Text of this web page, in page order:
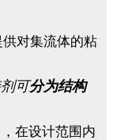
供对集流体的粘
可分为结构
在设计范围内